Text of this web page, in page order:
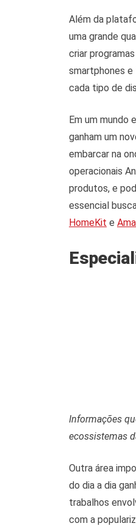
Além da
uma grande
criar
smartphones
cada tipo de
Em um mundo
ganham um
embarcar na
operacionais
produtos, e
essencial
HomeKit e
Informações
ecossistemas
Outra área
do dia a dia
trabalhos
com a